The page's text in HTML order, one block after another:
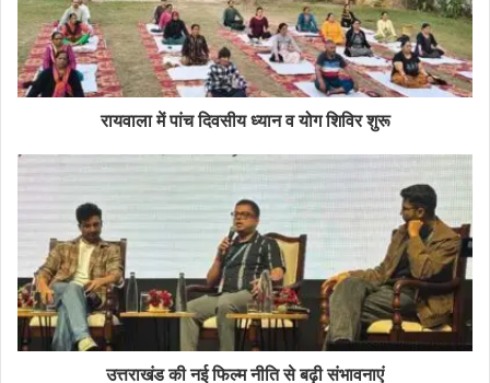
रायवाला में पांच दिवसीय ध्यान व योग शिविर शुरू
उत्तराखंड की नई फिल्म नीति से बढ़ी संभावनाएं